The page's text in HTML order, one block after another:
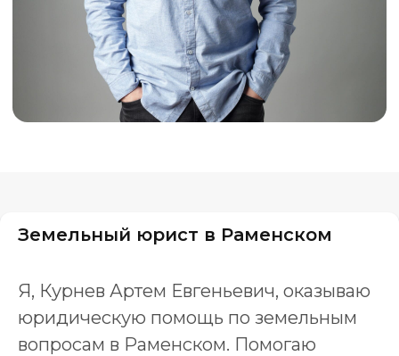
Земельный юрист в Раменском
Я, Курнев Артем Евгеньевич, оказываю
юридическую помощь по земельным
вопросам в Раменском. Помогаю